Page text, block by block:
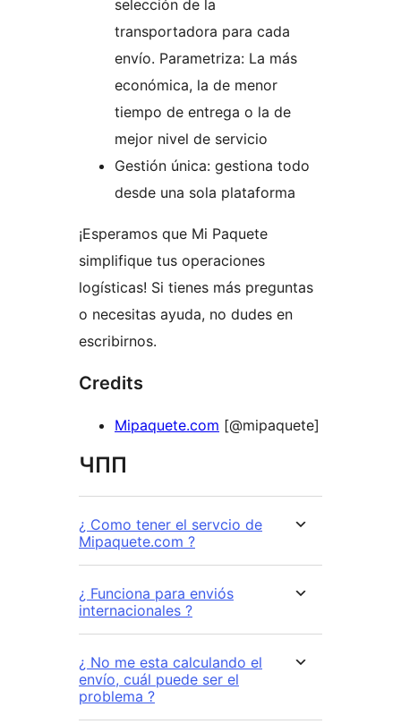
selección de la
transportadora para cada
envío. Parametriza: La más
económica, la de menor
tiempo de entrega o la de
mejor nivel de servicio
Gestión única: gestiona todo
desde una sola plataforma
¡Esperamos que Mi Paquete
simplifique tus operaciones
logísticas! Si tienes más preguntas
o necesitas ayuda, no dudes en
escribirnos.
Credits
Mipaquete.com [@mipaquete]
ЧПП
¿ Como tener el servcio de
Mipaquete.com ?
¿ Funciona para enviós
internacionales ?
¿ No me esta calculando el
envío, cuál puede ser el
problema ?